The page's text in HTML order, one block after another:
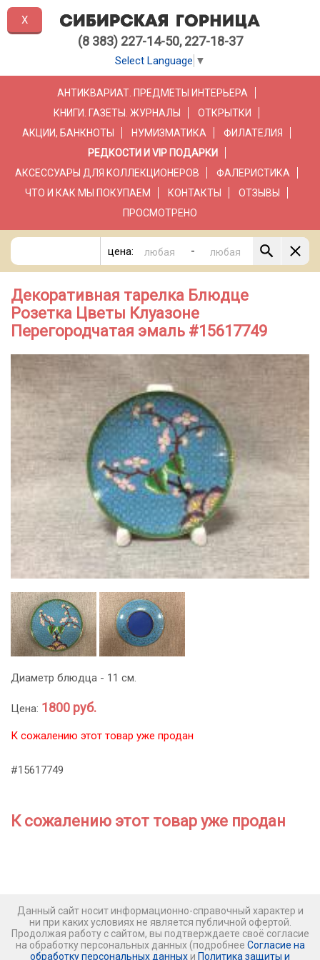
(8 383) 227-14-50, 227-18-37
Select Language ▼
АНТИКВАРИАТ. ПРЕДМЕТЫ ИНТЕРЬЕРА
КНИГИ. ГАЗЕТЫ. ЖУРНАЛЫ
ОТКРЫТКИ
АКЦИИ, БАНКНОТЫ
НУМИЗМАТИКА
ФИЛАТЕЛИЯ
РЕДКОСТИ И VIP ПОДАРКИ
АКСЕССУАРЫ ДЛЯ КОЛЛЕКЦИОНЕРОВ
ФАЛЕРИСТИКА
ЧТО И КАК МЫ ПОКУПАЕМ
КОНТАКТЫ
ОТЗЫВЫ
ПРОСМОТРЕНО
цена: -
Декоративная тарелка Блюдце
Розетка Цветы Клуазоне
Перегородчатая эмаль #15617749
Диаметр блюдца - 11 см.
Цена: 1800 руб.
К сожалению этот товар уже продан
#15617749
К сожалению этот товар уже продан
X
Данный сайт носит информационно-справочный характер и
ни при каких условиях не является публичной офертой.
Продолжая работу с сайтом, вы подтверждаете своё согласие
на обработку персональных данных (подробнее Согласие на
обработку персональных данных и Политика защиты и